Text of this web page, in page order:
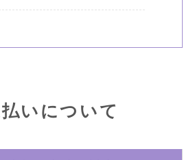
いについて